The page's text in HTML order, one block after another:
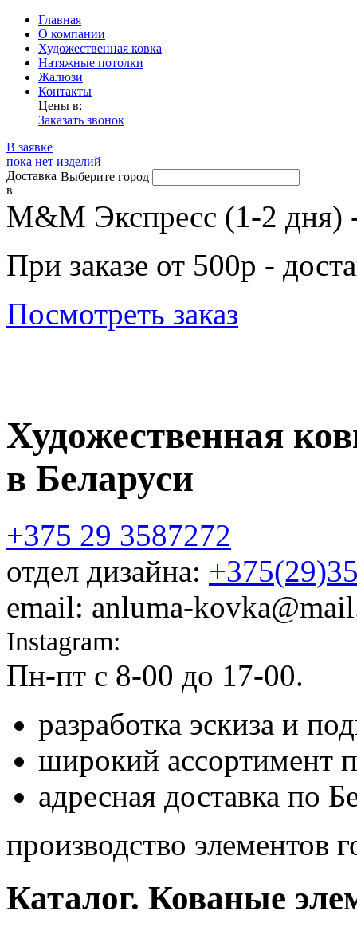
Главная
О компании
Художественная ковка
Натяжные потолки
Жалюзи
Контакты
Цены в:
Заказать звонок
В заявке
пока нет изделий
Доставка
в
Выберите город
М&М Экспресс (1-2 дня)
При заказе от 500р -
Посмотреть заказ
Художественная
в Беларуси
+375 29 3587272
отдел дизайна:
email: anluma-
Instagram:
Пн-пт c 8-00 до 17-00.
разработка эскиза и
широкий ассортимент
адресная доставка по
производство элементов
Каталог. Кованые